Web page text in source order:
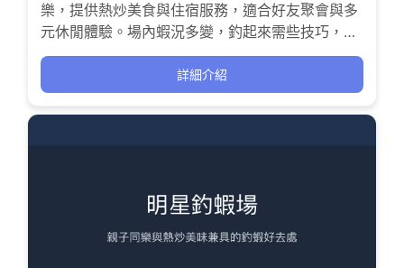
樂，提供熱炒美食與住宿服務，適合好友聚會與多
元休閒體驗。場內蝦況多變，釣起來需些技巧，帶
來挑戰與成就感。雖有部分服務與環境待改善，但
多數釣友仍享受這裡的釣趣與熱鬧氛圍。
詳細介紹